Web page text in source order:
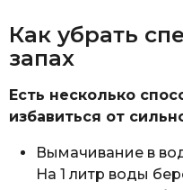
Как убрать
запах
Есть несколько
избавиться от
Вымачивание в
На 1 литр воды